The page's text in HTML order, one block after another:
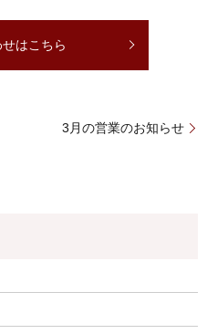
はこちら
3月の営業のお知らせ